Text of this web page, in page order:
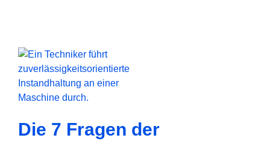
Die 7 Fragen der